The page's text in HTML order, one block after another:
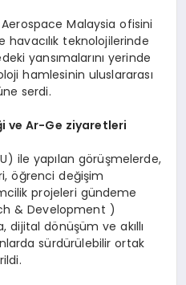
Malaysia ofisini
teknolojilerinde
yansımalarını yerinde
hamlesinin uluslararası
serdi.
ve Ar-Ge ziyaretleri
ile yapılan görüşmelerde,
öğrenci değişim
projeleri gündeme
& Development )
dijital dönüşüm ve akıllı
sürdürülebilir ortak